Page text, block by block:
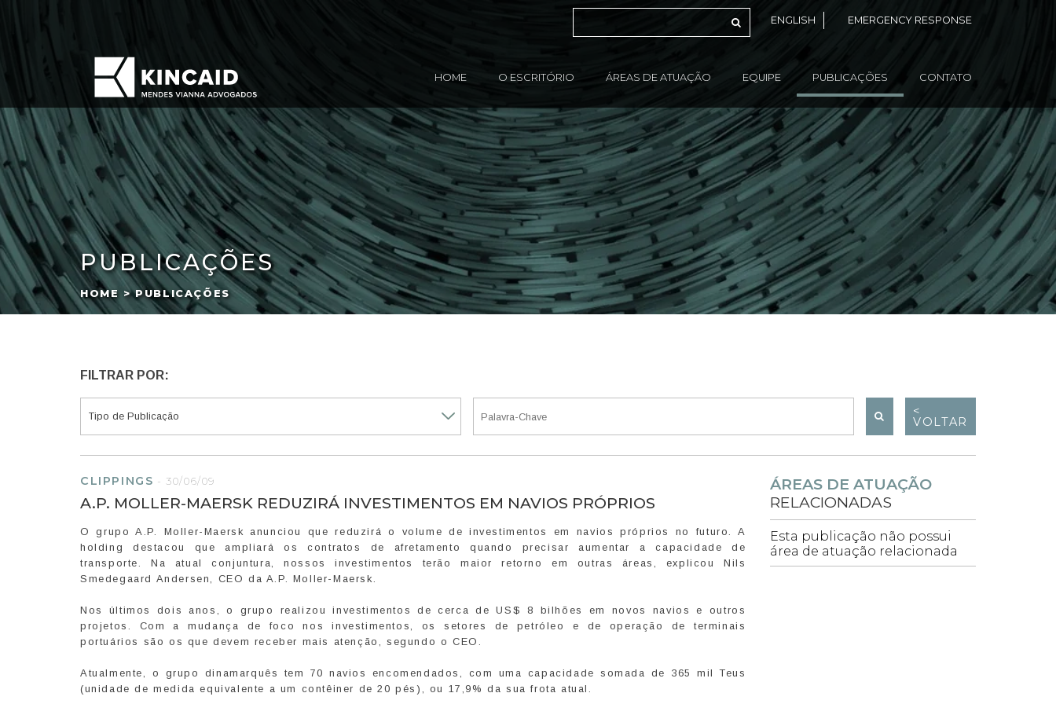
ENGLISH EMERGENCY RESPONSE
HOME O ESCRITÓRIO ÁREAS DE ATUAÇÃO EQUIPE PUBLICAÇÕES CONTATO
PUBLICAÇÕES
HOME > PUBLICAÇÕES
FILTRAR POR:
<
VOLTAR
CLIPPINGS -30/06/09
A.P. MOLLER-MAERSK REDUZIRÁ INVESTIMENTOS EM NAVIOS PRÓPRIOS
O grupo A.P. Moller-Maersk anunciou que reduzirá o volume de investimentos em navios próprios no futuro. A
holding destacou que ampliará os contratos de afretamento quando precisar aumentar a capacidade de
transporte. Na atual conjuntura, nossos investimentos terão maior retorno em outras áreas, explicou Nils
Smedegaard Andersen, CEO da A.P. Moller-Maersk.
Nos últimos dois anos, o grupo realizou investimentos de cerca de US$ 8 bilhões em novos navios e outros
projetos. Com a mudança de foco nos investimentos, os setores de petróleo e de operação de terminais
portuários são os que devem receber mais atenção, segundo o CEO.
Atualmente, o grupo dinamarquês tem 70 navios encomendados, com uma capacidade somada de 365 mil Teus
(unidade de medida equivalente a um contêiner de 20 pés), ou 17,9% da sua frota atual.
ÁREAS DE ATUAÇÃO
RELACIONADAS
Esta publicação não possui
área de atuação relacionada